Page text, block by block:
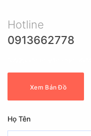
Hotline
0913662778
Xem Bản Đồ
Họ Tên